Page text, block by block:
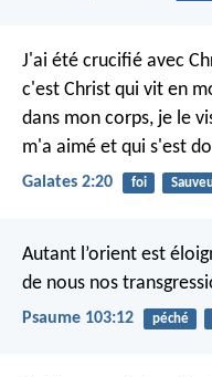
J'ai été crucifié avec
c'est Christ qui vit en
dans mon corps, je le
m'a aimé et qui s'est
Galates 2:20 foi
Autant l’orient est
de nous nos
Psaume 103:12 péché